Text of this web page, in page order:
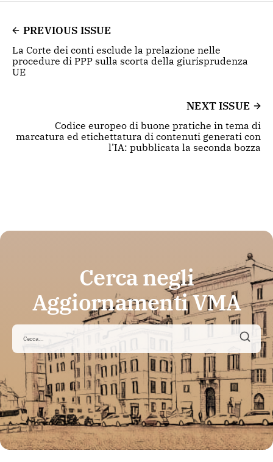
PREVIOUS ISSUE
La Corte dei conti esclude la prelazione nelle
procedure di PPP sulla scorta della giurisprudenza
UE
NEXT ISSUE
Codice europeo di buone pratiche in tema di
marcatura ed etichettatura di contenuti generati con
l’IA: pubblicata la seconda bozza
Cerca negli
Aggiornamenti VMA